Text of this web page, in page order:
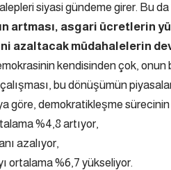
siyasi gündeme girer. Bu da
artması, asgari ücretlerin
azaltacak müdahalelerin
kendisinden çok,
bu dönüşümün
göre, demokratikleşme sürecinin
%4,8 artıyor,
azalıyor,
ortalama %6,7 yükseliyor.